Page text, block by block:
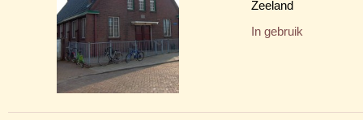
Zeeland
In gebruik